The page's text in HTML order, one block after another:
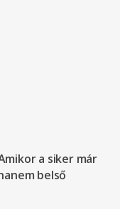
a siker már
belső